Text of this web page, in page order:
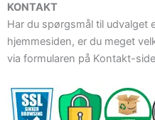
KONTAKT
Har du spørgsmål til udvalget
hjemmesiden, er du meget
via formularen på Kontakt-